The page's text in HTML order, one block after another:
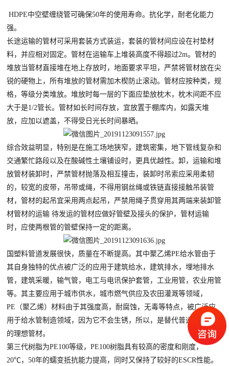
HDPE中空壁缠绕管可确保50年的使用寿命。抗化学，耐老化能力
强。
长途运输的管材可采用套装方式装运，套装的管材间应设在衬垫材
料，并应相对固定。管材在运输车上堆装高度不得超过2m。管材的
堆放当管材直接堆在地上存放时，地面要求平坦，严禁将管材放在尖
锐的硬物上，所有堆放的管材需加木楔防止滚动。管材应按种类，规
格，等级分类堆放。堆放时每一层的下面应垫放枕木，枕木间距不应
大于是1/2管长。管材如长时间存放，宜放置于棚库内，如露天堆
放，应加以遮盖，不得受日光长时间暴晒。
综合效益明显，特别是在施工场地狭窄，建筑密集，地下管线复杂和
交通繁忙路段以及在酸碱性土壤铺设时，更具优越性。卸，运输和堆
放管材装卸时，严禁管材抛落及相互撞击，装卸时吊索应采用柔韧
的，较宽的皮带，吊带或绳，不得用钢丝绳或铁链直接接触吊装管
材，管材的起吊宜采用两点起吊，严禁用绳子贯穿用其两端来装卸管
材管材的运输 待发运的管材应做好管壁及接头的保护，管材运输
时，应使两根管的管壁保持一定的距离。
国塑料管道发展很快，质量在不断提高。其中聚乙烯PE给水管由于
其自身独特的优点被广泛的应用于建筑给水，建筑排水，埋地排水
管，建筑采暖，输气管，电工与电讯保护套管，工业用管，农业用管
等。其主要应用于城市供水，城市燃气供应及农田灌溉等领域，
PE（聚乙烯）材料由于其强度高，耐腐蚀，无毒等特点，被广泛应
用于给水管制造领域，因为它不会生锈，所以，是替代普通铁给水管
的理想管材。
第三代树脂为PE100等级，PE100树脂具有较高的密度和刚度，
20℃，50年的蠕变抵抗能力提高，同时又保持了较好的ESCR性能。